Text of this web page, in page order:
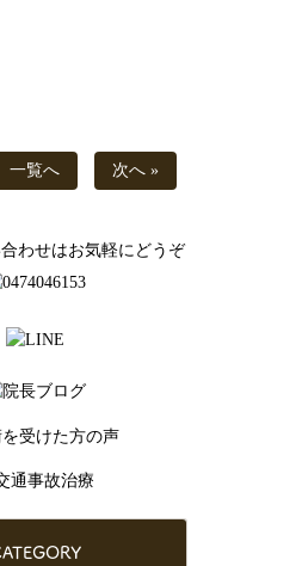
一覧へ 次へ »
わせはお気軽にどうぞ